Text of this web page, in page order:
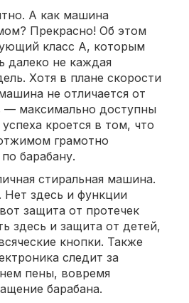
А как машина
Прекрасно! Об этом
класс A, которым
далеко не каждая
Хотя в плане скорости
не отличается от
— максимально доступны
кроется в том, что
грамотно
барабану.
стиральная машина.
здесь и функции
защита от протечек
здесь и защита от детей,
кнопки. Также
следит за
пены, вовремя
барабана.